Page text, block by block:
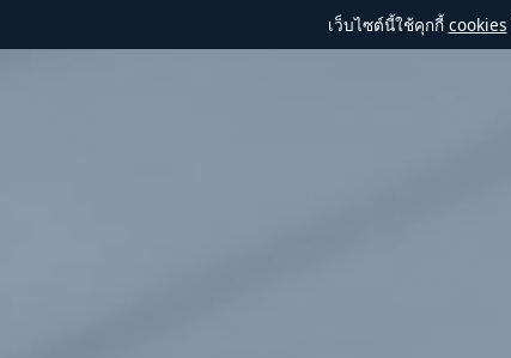
เว็บไซต์นี้ใช้คุกกี้ cookies